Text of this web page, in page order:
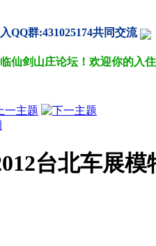
QQ群:431025174共同交流
仙剑山庄论坛！欢迎你的入
台北车展